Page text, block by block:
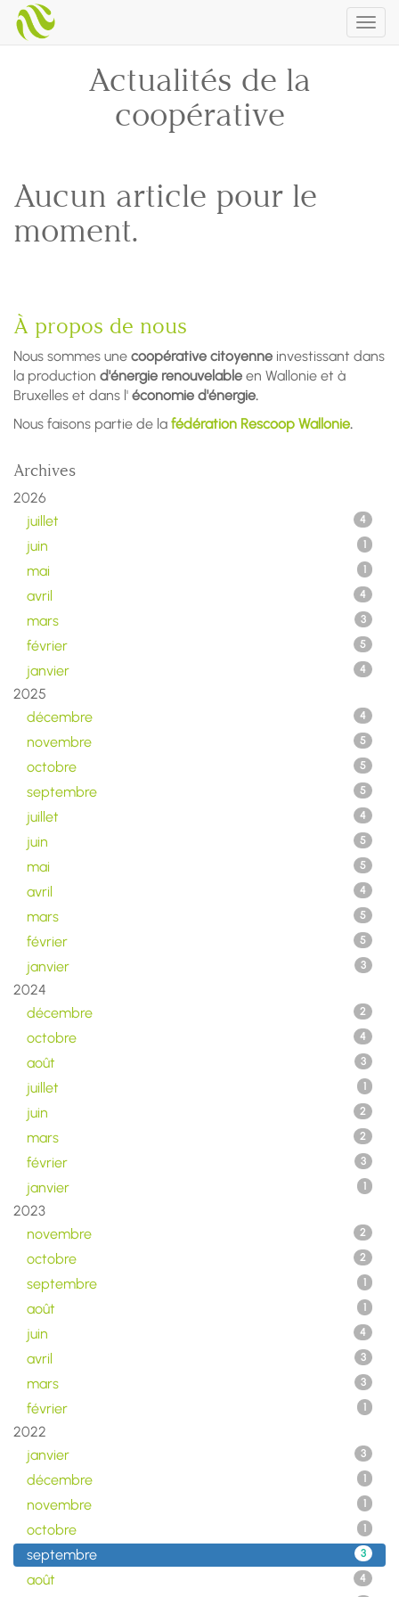
Actualités de la
coopérative
Aucun article pour le
moment.
À propos de nous
Nous sommes une coopérative citoyenne investissant dans
la production d'énergie renouvelable en Wallonie et à
Bruxelles et dans l' économie d'énergie.
Nous faisons partie de la fédération Rescoop Wallonie.
Archives
2026
juillet
4
juin 1
mai 1
avril 4
mars 3
février 5
janvier 4
2025
décembre
4
novembre 5
octobre 5
septembre 5
juillet 4
juin 5
mai 5
avril 4
mars 5
février 5
janvier 3
2024
décembre
2
octobre 4
août 3
juillet 1
juin 2
mars 2
février 3
janvier 1
2023
novembre
2
octobre 2
septembre 1
août 1
juin 4
avril 3
mars 3
février 1
2022
janvier
3
décembre 1
novembre 1
octobre 1
septembre 3
août 4